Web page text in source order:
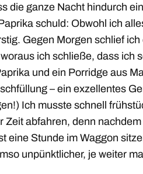
die ganze Nacht hindurch
schuld: Obwohl ich
Gegen Morgen schlief ich
ich schließe, dass ich
und ein Porridge aus
– ein exzellentes
Ich musste schnell
Zeit abfahren, denn nachdem
eine Stunde im Waggon
unpünktlicher, je weiter